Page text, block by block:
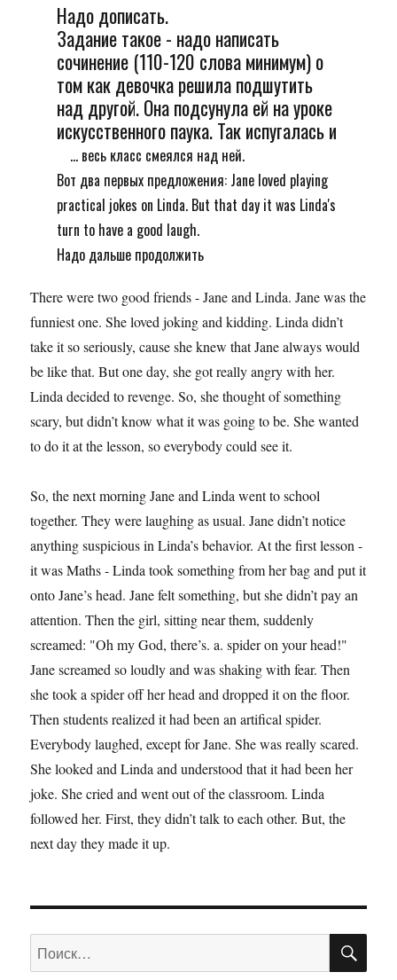
Надо дописать.
Задание такое - надо написать
сочинение (110-120 слова минимум) о
том как девочка решила подшутить
над другой. Она подсунула ей на уроке
искусственного паука. Так испугалась и
... весь класс смеялся над ней.
Вот два первых предложения: Jane loved playing
practical jokes on Linda. But that day it was Linda's
turn to have a good laugh.
Надо дальше продолжить
There were two good friends - Jane and Linda. Jane was the
funniest one. She loved joking and kidding. Linda didn’t
take it so seriously, cause she knew that Jane always would
be like that. But one day, she got really angry with her.
Linda decided to revenge. So, she thought of something
scary, but didn’t know what it was going to be. She wanted
to do it at the lesson, so everybody could see it.
So, the next morning Jane and Linda went to school
together. They were laughing as usual. Jane didn’t notice
anything suspicious in Linda’s behavior. At the first lesson -
it was Maths - Linda took something from her bag and put it
onto Jane’s head. Jane felt something, but she didn’t pay an
attention. Then the girl, sitting near them, suddenly
screamed: "Oh my God, there’s. a. spider on your head!"
Jane screamed so loudly and was shaking with fear. Then
she took a spider off her head and dropped it on the floor.
Then students realized it had been an artifical spider.
Everybody laughed, except for Jane. She was really scared.
She looked and Linda and understood that it had been her
joke. She cried and went out of the classroom. Linda
followed her. First, they didn’t talk to each other. But, the
next day they made it up.
Искать: